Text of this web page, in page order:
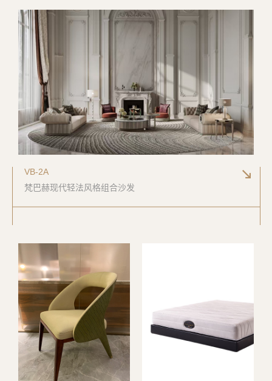
当代艺术生态的期许，追求多元艺术表达的共生与碰撞。
VB-2A
梵巴赫现代轻法风格组合沙发